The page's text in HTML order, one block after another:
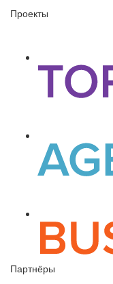
Проекты
Партнёры